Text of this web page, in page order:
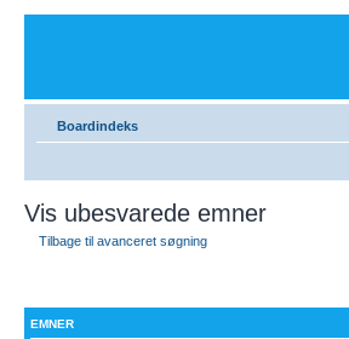
Boardindeks
Vis ubesvarede emner
Tilbage til avanceret søgning
EMNER